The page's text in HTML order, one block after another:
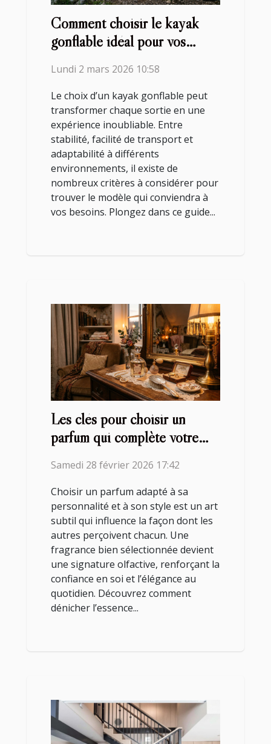
Comment choisir le kayak
gonflable idéal pour vos
Lundi 2 mars 2026 10:58
Le choix d’un kayak gonflable peut
transformer chaque sortie en une
expérience inoubliable. Entre
stabilité, facilité de transport et
adaptabilité à différents
environnements, il existe de
nombreux critères à considérer pour
trouver le modèle qui conviendra à
vos besoins. Plongez dans ce guide...
Les clés pour choisir un
parfum qui complète votre
Samedi 28 février 2026 17:42
Choisir un parfum adapté à sa
personnalité et à son style est un art
subtil qui influence la façon dont les
autres perçoivent chacun. Une
fragrance bien sélectionnée devient
une signature olfactive, renforçant la
confiance en soi et l’élégance au
quotidien. Découvrez comment
dénicher l’essence...